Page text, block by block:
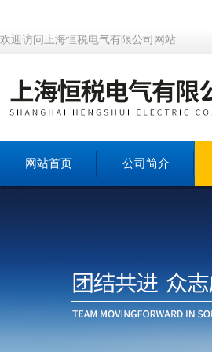
欢迎访问上海恒税电气有限公司网站
网站首页 公司简介